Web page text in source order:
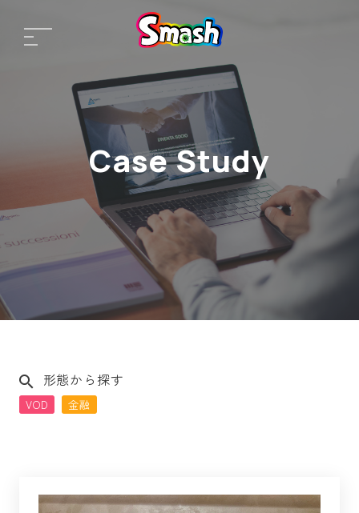
Case Study
形態から探す
VOD 金融